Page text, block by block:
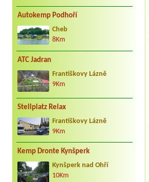
Autokemp Podhoří
Cheb
8Km
ATC Jadran
Františkovy Lázně
9Km
Stellplatz Relax
Františkovy Lázně
9Km
Kemp Dronte Kynšperk
Kynšperk nad Ohří
10Km